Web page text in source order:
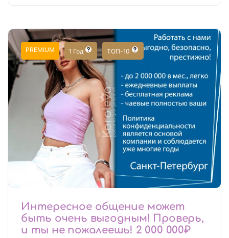
PREMIUM 1 Год ТОП-10
Интересное общение может
быть очень выгодным! Проверь,
и ты не пожалеешь! 2 000 000₽